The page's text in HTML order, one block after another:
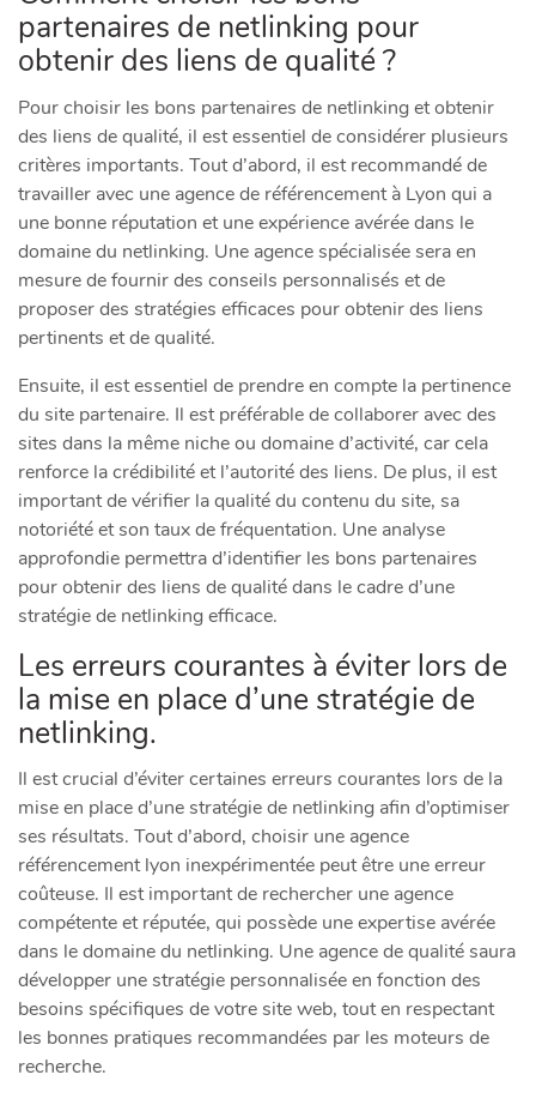
partenaires de netlinking pour
obtenir des liens de qualité ?
Pour choisir les bons partenaires de netlinking et obtenir
des liens de qualité, il est essentiel de considérer plusieurs
critères importants. Tout d’abord, il est recommandé de
travailler avec une agence de référencement à Lyon qui a
une bonne réputation et une expérience avérée dans le
domaine du netlinking. Une agence spécialisée sera en
mesure de fournir des conseils personnalisés et de
proposer des stratégies efficaces pour obtenir des liens
pertinents et de qualité.
Ensuite, il est essentiel de prendre en compte la pertinence
du site partenaire. Il est préférable de collaborer avec des
sites dans la même niche ou domaine d’activité, car cela
renforce la crédibilité et l’autorité des liens. De plus, il est
important de vérifier la qualité du contenu du site, sa
notoriété et son taux de fréquentation. Une analyse
approfondie permettra d’identifier les bons partenaires
pour obtenir des liens de qualité dans le cadre d’une
stratégie de netlinking efficace.
Les erreurs courantes à éviter lors de
la mise en place d’une stratégie de
netlinking.
Il est crucial d’éviter certaines erreurs courantes lors de la
mise en place d’une stratégie de netlinking afin d’optimiser
ses résultats. Tout d’abord, choisir une agence
référencement lyon inexpérimentée peut être une erreur
coûteuse. Il est important de rechercher une agence
compétente et réputée, qui possède une expertise avérée
dans le domaine du netlinking. Une agence de qualité saura
développer une stratégie personnalisée en fonction des
besoins spécifiques de votre site web, tout en respectant
les bonnes pratiques recommandées par les moteurs de
recherche.